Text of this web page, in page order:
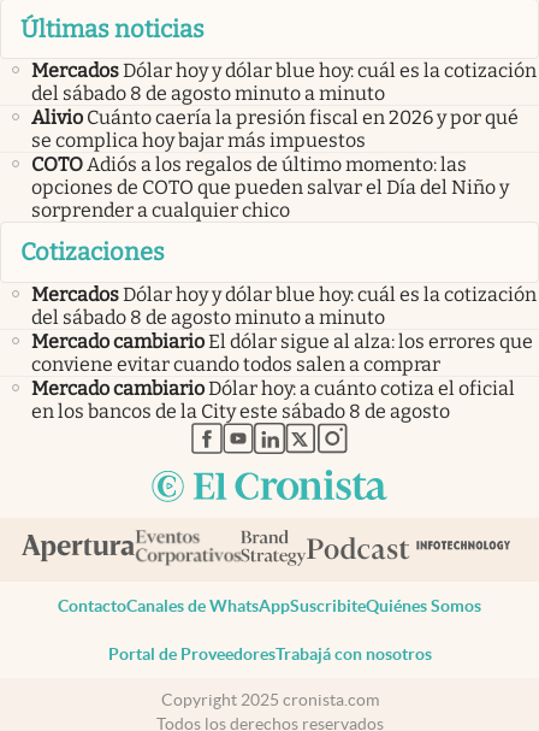
Últimas noticias
MercadosDólar hoy y dólar blue hoy: cuál es la cotización
del sábado 8 de agosto minuto a minuto
Alivio Cuánto caería la presión fiscal en 2026 y por qué
se complica hoy bajar más impuestos
COTOAdiós a los regalos de último momento: las
opciones de COTO que pueden salvar el Día del Niño y
sorprender a cualquier chico
Cotizaciones
MercadosDólar hoy y dólar blue hoy: cuál es la cotización
del sábado 8 de agosto minuto a minuto
Mercado cambiarioEl dólar sigue al alza: los errores que
conviene evitar cuando todos salen a comprar
Mercado cambiarioDólar hoy: a cuánto cotiza el oficial
en los bancos de la City este sábado 8 de agosto
abre en nueva pestaña
abre en nueva pestaña
abre en nueva pestaña
abre en nueva pestaña
abre en nueva pestaña
ContactoCanales de WhatsAppSuscribiteQuiénes Somos
Portal de ProveedoresTrabajá con nosotros
Copyright 2025 cronista.com
Todos los derechos reservados